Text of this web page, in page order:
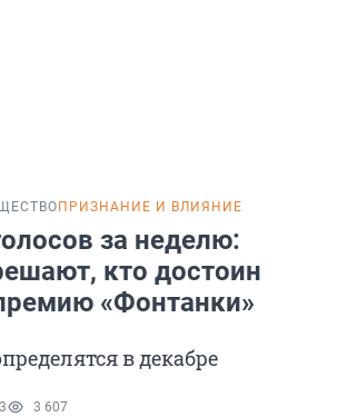
ПРИЗНАНИЕ И ВЛИЯНИЕ
за неделю:
кто достоин
«Фонтанки»
в декабре
3 607